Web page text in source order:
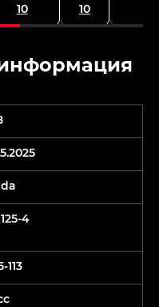
10 10
4
113